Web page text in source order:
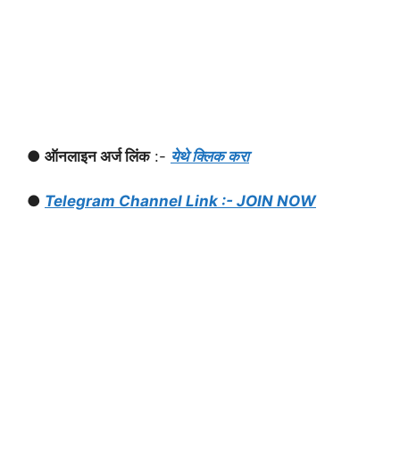
● ऑनलाइन अर्ज लिंक:- येथे क्लिक करा
● Telegram Channel Link :- JOIN NOW